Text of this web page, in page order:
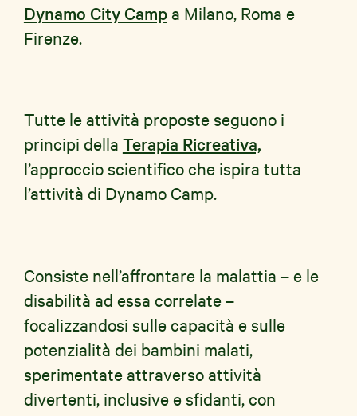
Dynamo City Campa Milano, Roma e
Firenze.
Tutte le attività proposte seguono i
principi della Terapia Ricreativa,
l’approccio scientifico che ispira tutta
l’attività di Dynamo Camp.
Consiste nell’affrontare la malattia – e le
disabilità ad essa correlate –
focalizzandosi sulle capacità e sulle
potenzialità dei bambini malati,
sperimentate attraverso attività
divertenti, inclusive e sfidanti, con